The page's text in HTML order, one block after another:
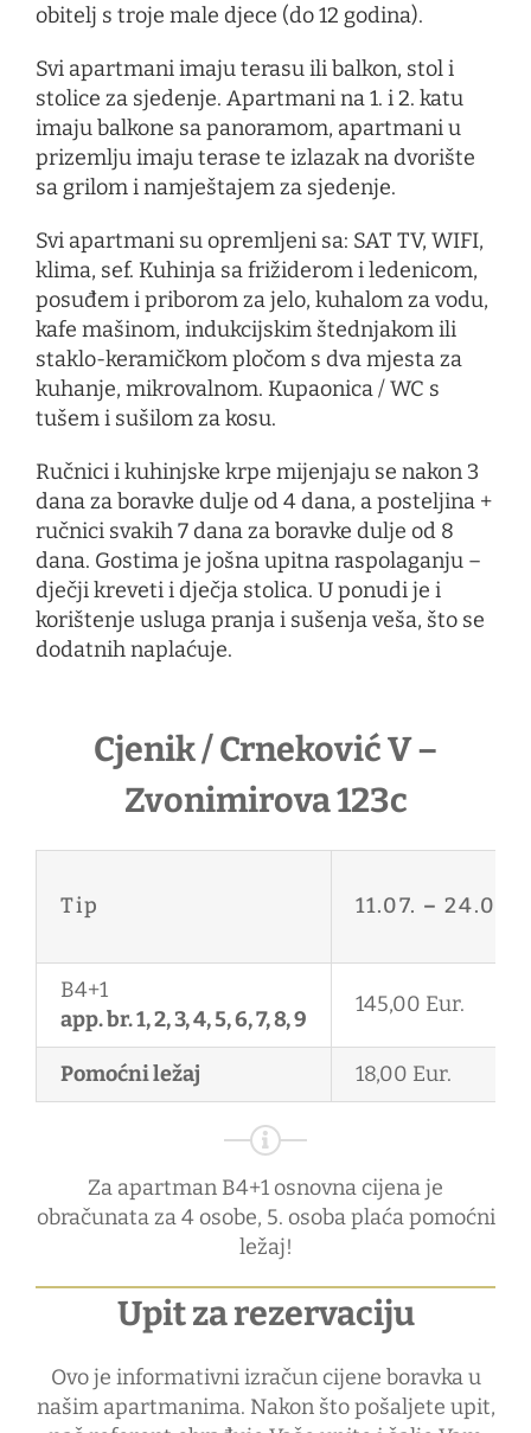
obitelj s troje male djece (do 12 godina).
Svi apartmani imaju terasu ili balkon, stol i
stolice za sjedenje. Apartmani na 1. i 2. katu
imaju balkone sa panoramom, apartmani u
prizemlju imaju terase te izlazak na dvorište
sa grilom i namještajem za sjedenje.
Svi apartmani su opremljeni sa: SAT TV, WIFI,
klima, sef. Kuhinja sa frižiderom i ledenicom,
posuđem i priborom za jelo, kuhalom za vodu,
kafe mašinom, indukcijskim štednjakom ili
staklo-keramičkom pločom s dva mjesta za
kuhanje, mikrovalnom. Kupaonica / WC s
tušem i sušilom za kosu.
Ručnici i kuhinjske krpe mijenjaju se nakon 3
dana za boravke dulje od 4 dana, a posteljina +
ručnici svakih 7 dana za boravke dulje od 8
dana. Gostima je jošna upitna raspolaganju –
dječji kreveti i dječja stolica. U ponudi je i
korištenje usluga pranja i sušenja veša, što se
dodatnih naplaćuje.
Cjenik / Crneković V –
Zvonimirova 123c
Tip 11.07. – 24.08.
B4+1
app. br. 1, 2, 3, 4, 5, 6, 7, 8, 9
145,00 Eur.
Pomoćni ležaj 18,00 Eur.
Za apartman B4+1 osnovna cijena je
obračunata za 4 osobe, 5. osoba plaća pomoćni
ležaj!
Upit za rezervaciju
Ovo je informativni izračun cijene boravka u
našim apartmanima. Nakon što pošaljete upit,